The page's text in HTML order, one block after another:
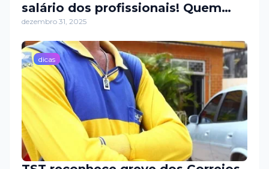
salário dos profissionais! Quem
educa merece compromisso,
respeito, e reconhecimento de
verdade! 💚💰
dezembro 31, 2025
dicas